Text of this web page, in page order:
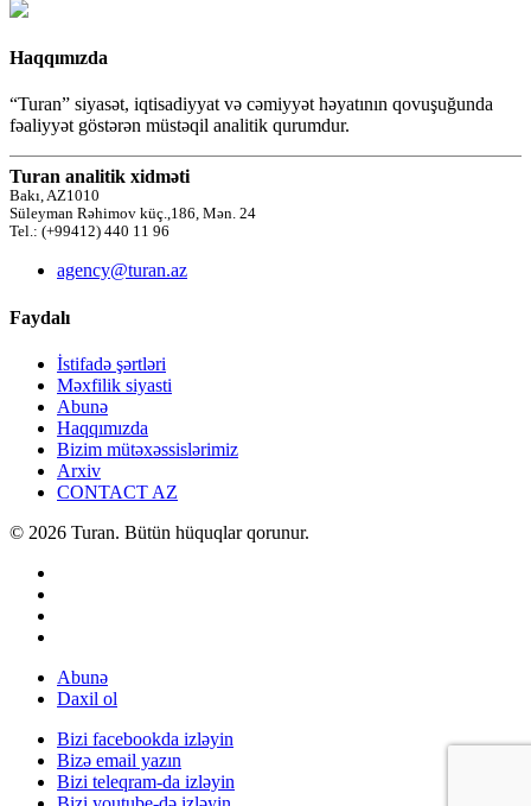
Haqqımızda
“Turan” siyasət, iqtisadiyyat və cəmiyyət həyatının qovuşuğunda
fəaliyyət göstərən müstəqil analitik qurumdur.
Turan analitik xidməti
Bakı, AZ1010
Süleyman Rəhimov küç.,186, Mən. 24
Tel.: (+99412) 440 11 96
agency@turan.az
Faydalı
İstifadə şərtləri
Məxfilik siyasti
Abunə
Haqqımızda
Bizim mütəxəssislərimiz
Arxiv
CONTACT AZ
© 2026 Turan. Bütün hüquqlar qorunur.
Abunə
Daxil ol
Bizi facebookda izləyin
Bizə email yazın
Bizi teleqram-da izləyin